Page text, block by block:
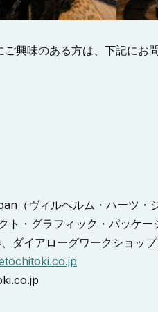
興味のある方は、下記にお
（ヴィルヘルム・ハーツ・
ト・グラフィック・パッケ
ダイアローグワークショッ